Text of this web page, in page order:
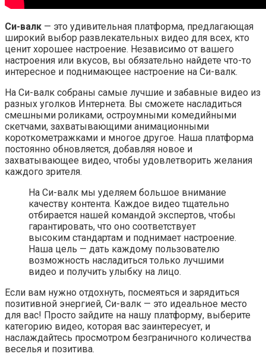
Си-валк — это удивительная платформа, предлагающая
широкий выбор развлекательных видео для всех, кто
ценит хорошее настроение. Независимо от вашего
настроения или вкусов, вы обязательно найдете что-то
интересное и поднимающее настроение на Си-валк.
На Си-валк собраны самые лучшие и забавные видео из
разных уголков Интернета. Вы сможете насладиться
смешными роликами, остроумными комедийными
скетчами, захватывающими анимационными
короткометражками и многое другое. Наша платформа
постоянно обновляется, добавляя новое и
захватывающее видео, чтобы удовлетворить желания
каждого зрителя.
На Си-валк мы уделяем большое внимание
качеству контента. Каждое видео тщательно
отбирается нашей командой экспертов, чтобы
гарантировать, что оно соответствует
высоким стандартам и поднимает настроение.
Наша цель — дать каждому пользователю
возможность насладиться только лучшими
видео и получить улыбку на лицо.
Если вам нужно отдохнуть, посмеяться и зарядиться
позитивной энергией, Си-валк — это идеальное место
для вас! Просто зайдите на нашу платформу, выберите
категорию видео, которая вас заинтересует, и
наслаждайтесь просмотром безграничного количества
веселья и позитива.